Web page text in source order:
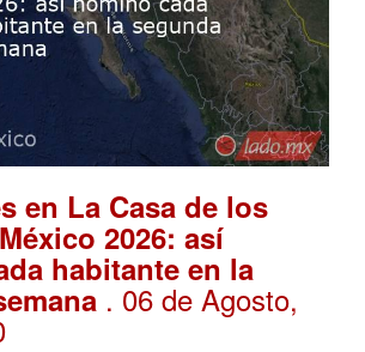
en La Casa de los
2026: así
habitante en la
. 06 de Agosto,